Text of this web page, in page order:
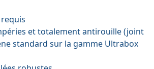
et totalement antirouille (joint
standard sur la gamme Ultrabox